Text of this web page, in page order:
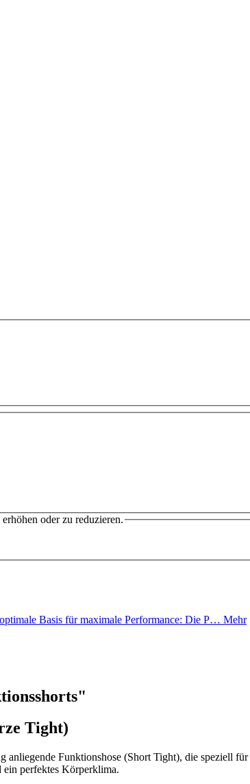
oder zu reduzieren.
Basis für maximale Performance: Die P… Mehr
Tight)
anliegende Funktionshose (Short Tight), die speziell
ein perfektes Körperklima.